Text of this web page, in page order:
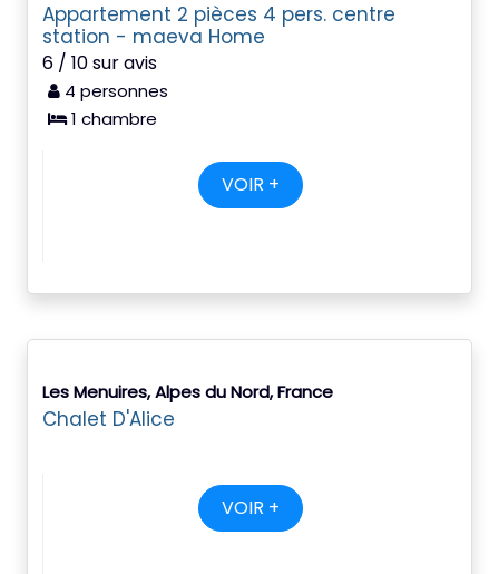
Appartement 2 pièces 4 pers. centre
station - maeva Home
6 / 10 sur avis
4 personnes
1 chambre
VOIR +
Les Menuires, Alpes du Nord, France
Chalet D'Alice
VOIR +